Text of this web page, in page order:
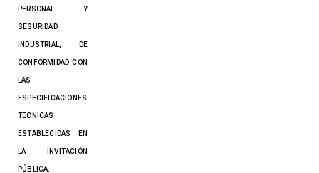
PERSONAL Y
SEGURIDAD
INDUSTRIAL, DE
CONFORMIDAD CON
LAS
ESPECIFICACIONES
TECNICAS
ESTABLECIDAS EN
LA INVITACIÓN
PÚBLICA.